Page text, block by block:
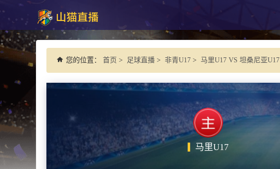
您的位置： 首页 > 足球直播 > 非青U17 > 马里U17 VS 坦桑尼亚U17
马里U17